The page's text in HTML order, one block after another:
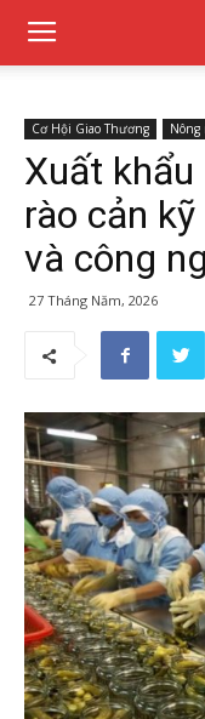
Cơ Hội Giao Thương
Xuất
rào cản
và công
27 Tháng Năm, 2026